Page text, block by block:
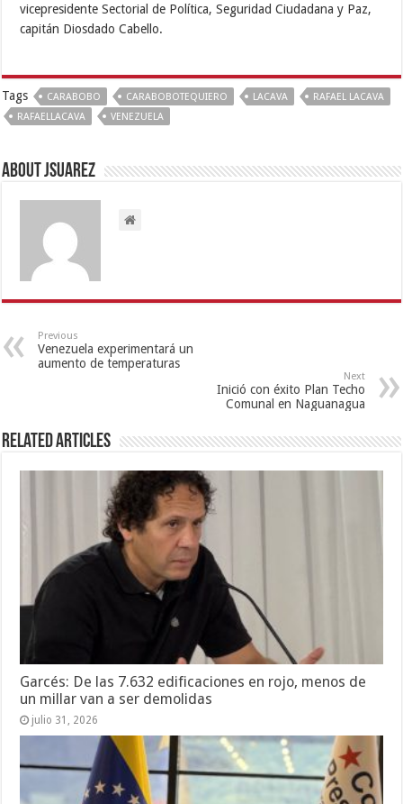
vicepresidente Sectorial de Política, Seguridad Ciudadana y Paz,
capitán Diosdado Cabello.
Tags CARABOBO CARABOBOTEQUIERO LACAVA
RAFAEL LACAVA
RAFAELLACAVA
VENEZUELA
About Jsuarez
Previous
Venezuela experimentará un
aumento de temperaturas
Next
Inició con éxito Plan Techo
Comunal en Naguanagua
Related Articles
Garcés: De las 7.632 edificaciones en rojo, menos de
un millar van a ser demolidas
julio 31, 2026